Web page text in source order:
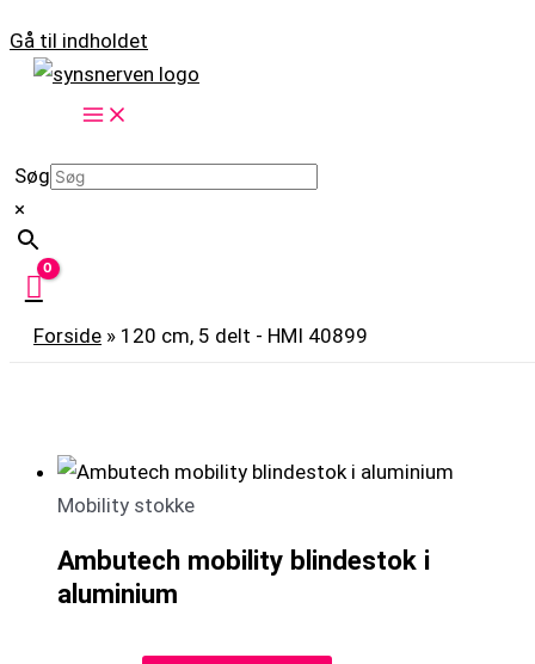
Gå til indholdet
Søg
×
Forside » 120 cm, 5 delt - HMI 40899
Mobility stokke
Ambutech mobility blindestok i
aluminium